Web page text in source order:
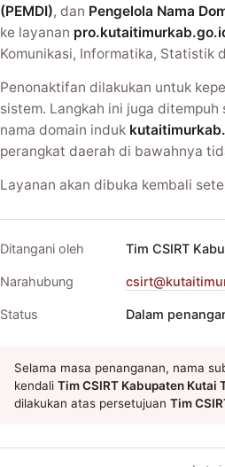
(PEMDI), dan Pengelola Nama
ke layanan
Komunikasi, Informatika, Statistik
Penonaktifan dilakukan untuk
sistem. Langkah ini juga
nama domain induk
perangkat daerah di bawahnya
Layanan akan dibuka kembali
Ditangani oleh Tim CSIRT
Narahubung
Status Dalam
Selama masa penanganan, nama
kendali Tim CSIRT Kabupaten Kutai
dilakukan atas persetujuan Tim